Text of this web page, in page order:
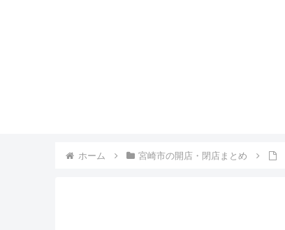
ホーム 宮崎市の開店・閉店まとめ